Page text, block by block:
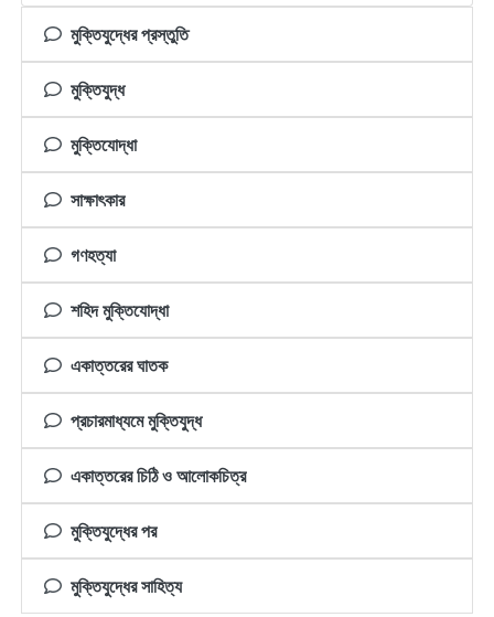
মুক্তিযুদ্ধের প্রস্তুতি
মুক্তিযুদ্ধ
মুক্তিযোদ্ধা
সাক্ষাৎকার
গণহত্যা
শহিদ মুক্তিযোদ্ধা
একাত্তরের ঘাতক
প্রচারমাধ্যমে মুক্তিযুদ্ধ
একাত্তরের চিঠি ও আলোকচিত্র
মুক্তিযুদ্ধের পর
মুক্তিযুদ্ধের সাহিত্য
2020-01-10
আরও দেখুন